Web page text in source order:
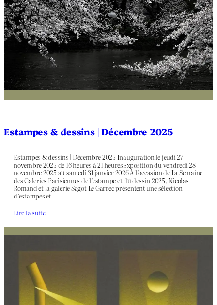
Estampes & dessins | Décembre 2025
Estampes & dessins | Décembre 2025 Inauguration le jeudi 27
novembre 2025 de 16 heures à 21 heuresExposition du vendredi 28
novembre 2025 au samedi 31 janvier 2026 À l’occasion de La Semaine
des Galeries Parisiennes de l’estampe et du dessin 2025, Nicolas
Romand et la galerie Sagot Le Garrec présentent une sélection
d’estampes et…
Lire la suite